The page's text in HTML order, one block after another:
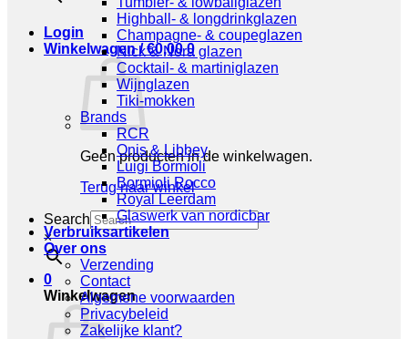
Login
Winkelwagen /€0,00 0
Geen producten in de winkelwagen.
Terug naar winkel
Search
×
0
Winkelwagen
Highball- & longdrinkglazen
Champagne- & coupeglazen
Nick & Nora glazen
Cocktail- & martiniglazen
Wijnglazen
Tiki-mokken
Brands
RCR
Onis & Libbey
Luigi Bormioli
Bormioli Rocco
Royal Leerdam
Glaswerk van nordicbar
Verbruiksartikelen
Over ons
Verzending
Contact
Algemene voorwaarden
Privacybeleid
Zakelijke klant?